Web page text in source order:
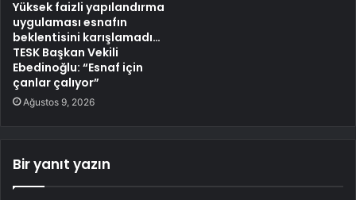
Yüksek faizli yapılandırma
uygulaması esnafın
beklentisini karışlamadı…
TESK Başkan Vekili
Ebedinoğlu: “Esnaf için
çanlar çalıyor”
Ağustos 9, 2026
Bir yanıt yazın